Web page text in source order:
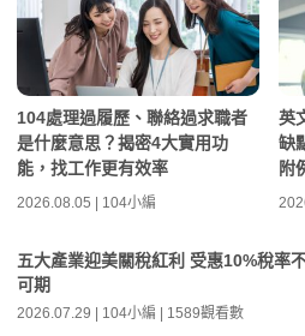
104處理過履歷、聯絡過求職者
是什麼意思？揭密4大實用功
能，找工作更有效率
2026.08.05 | 104小編
英
缺
附
五大產業迎美關稅紅利 受惠10%稅率
可期
2026.07.29 | 104小編 | 1589觀看數